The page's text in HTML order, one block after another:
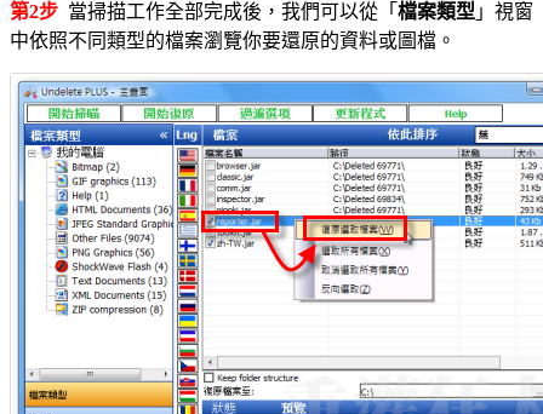
第2步 當掃描工作全部完成後，我們可以從「 檔案類型 」視窗
中依照不同類型的檔案瀏覽你要還原的資料或圖檔。